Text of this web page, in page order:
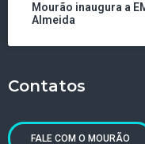
Mourão inaugura a
Almeida
Contatos
FALE COM O MOURÃO